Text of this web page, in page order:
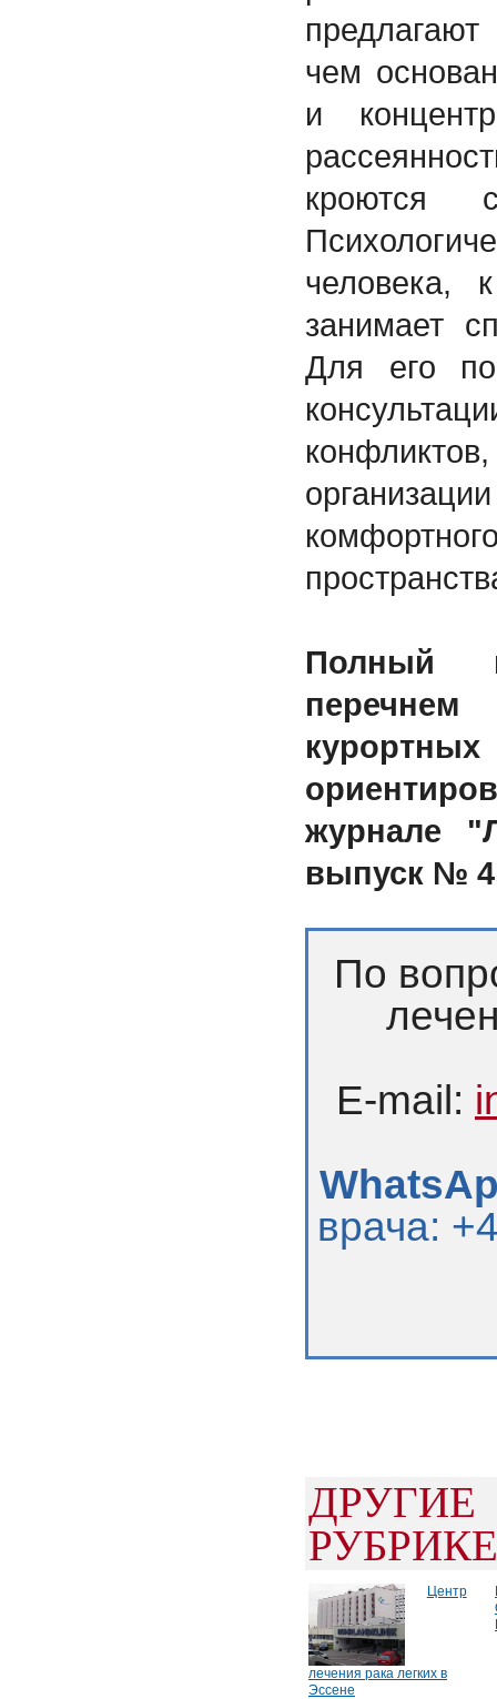
чем
и
кроются
человека,
занимает
Для его
Полный
курортных
журнале
выпуск №
По
E-mail:
врача:
РУБРИКЕ
Центр
лечения рака легких в
Эссене